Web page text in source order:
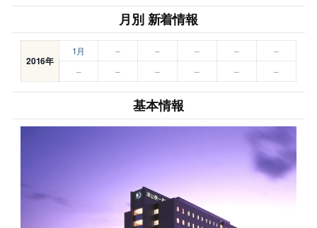
月別 新着情報
2016年
1月 – – – –
–
–
– – – – –
基本情報